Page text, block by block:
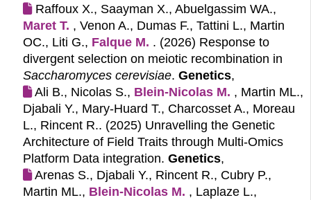
Raffoux X., Saayman X., Abuelgassim WA.,
Maret T. , Venon A., Dumas F., Tattini L., Martin
OC., Liti G., Falque M. . (2026) Response to
divergent selection on meiotic recombination in
Saccharomyces cerevisiae. Genetics,
Ali B., Nicolas S., Blein-Nicolas M. , Martin ML.,
Djabali Y., Mary-Huard T., Charcosset A., Moreau
L., Rincent R.. (2025) Unravelling the Genetic
Architecture of Field Traits through Multi-Omics
Platform Data integration. Genetics,
Arenas S., Djabali Y., Rincent R., Cubry P.,
Martin ML., Blein-Nicolas M. , Laplaze L.,